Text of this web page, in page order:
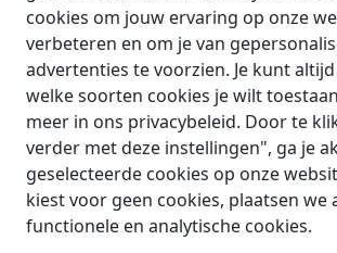
cookies om jouw ervaring op onze
verbeteren en om je van
advertenties te voorzien. Je kunt
welke soorten cookies je wilt
meer in ons privacybeleid. Door te
verder met deze instellingen", ga je
geselecteerde cookies op onze
kiest voor geen cookies, plaatsen we
functionele en analytische cookies.